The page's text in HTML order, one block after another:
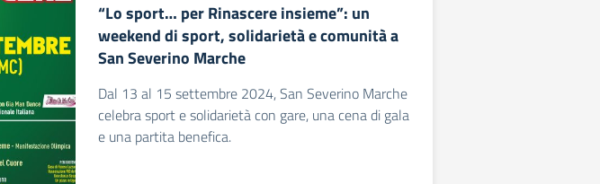
“Lo sport… per Rinascere insieme”: un
weekend di sport, solidarietà e comunità a
San Severino Marche
Dal 13 al 15 settembre 2024, San Severino Marche
celebra sport e solidarietà con gare, una cena di gala
e una partita benefica.